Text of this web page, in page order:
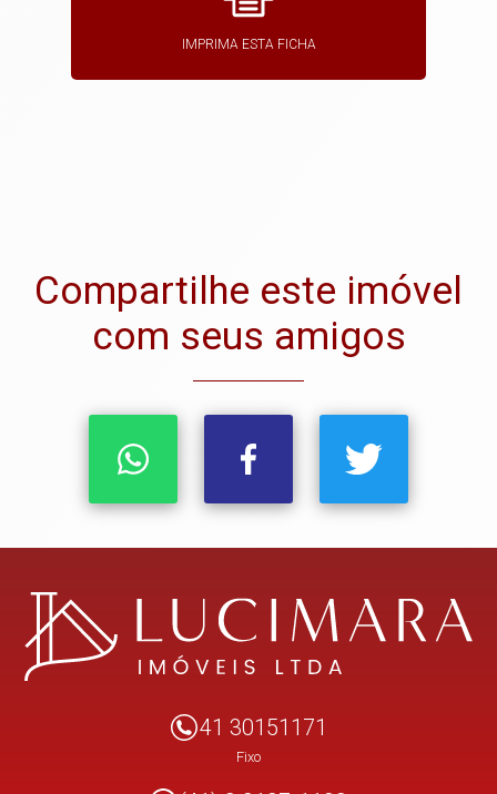
IMPRIMA ESTA FICHA
Compartilhe este imóvel
com seus amigos
41 30151171
Fixo